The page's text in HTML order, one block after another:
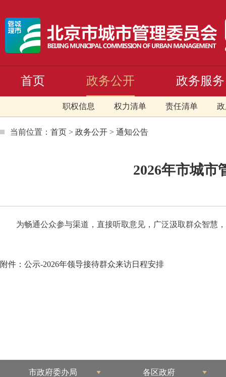
首页 政务公开
职权信息 权力清单 责任清单
政务服务
当前位置： 首页 > 政务公开 > 通知公告
2026年市城市
为畅通公众参与渠道，直接听取意见，广泛汲取群众智慧
附件：公示-2026年领导接待群众来访日程安排
市政府委办局 各区政府